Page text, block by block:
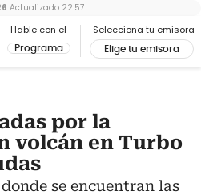
Hable con el
Programa
Selecciona tu emisora
Elige tu emisora
Actualizado 22:57
por la
volcán en Turbo
se encuentran las